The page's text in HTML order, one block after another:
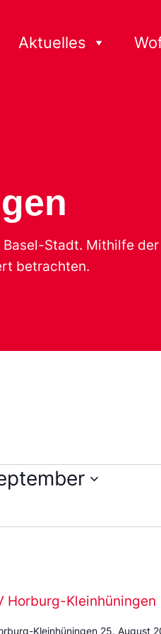
Aktuelles
Stadt. Mithilfe
betrachten.
Horburg-Kleinhüningen
Kleinhüningen 25. August